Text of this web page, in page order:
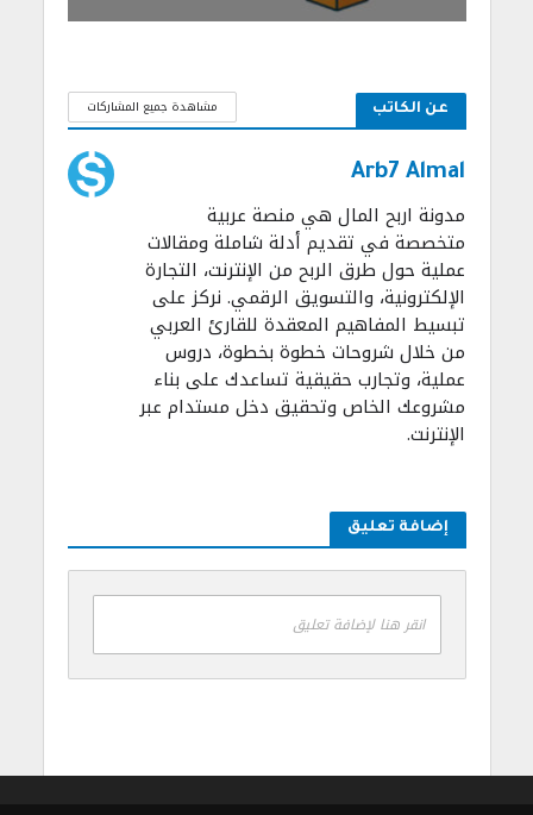
عن الكاتب مشاهدة جميع المشاركات
Arb7 Almal
مدونة اربح المال هي منصة عربية
متخصصة في تقديم أدلة شاملة ومقالات
عملية حول طرق الربح من الإنترنت، التجارة
الإلكترونية، والتسويق الرقمي. نركز على
تبسيط المفاهيم المعقدة للقارئ العربي
من خلال شروحات خطوة بخطوة، دروس
عملية، وتجارب حقيقية تساعدك على بناء
مشروعك الخاص وتحقيق دخل مستدام عبر
الإنترنت.
إضافة تعليق
انقر هنا لإضافة تعليق